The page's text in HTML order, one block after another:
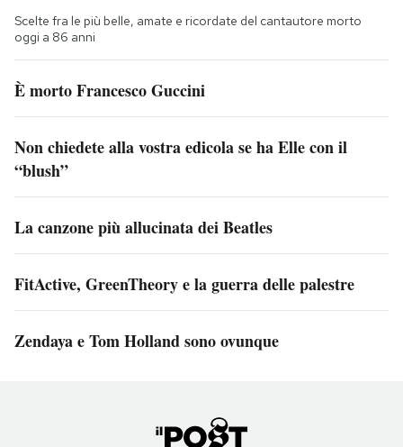
Scelte fra le più belle, amate e ricordate del cantautore morto
oggi a 86 anni
È morto Francesco Guccini
Non chiedete alla vostra edicola se ha Elle con il
“blush”
La canzone più allucinata dei Beatles
FitActive, GreenTheory e la guerra delle palestre
Zendaya e Tom Holland sono ovunque